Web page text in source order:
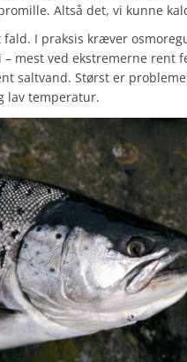
Altså det, vi kunne
fald. I praksis kræver
mest ved ekstremerne rent
saltvand. Størst er
lav temperatur.